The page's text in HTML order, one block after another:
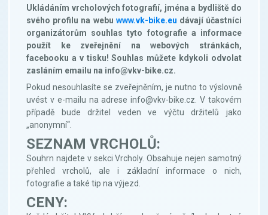
Ukládáním vrcholových fotografií, jména a bydliště do
svého profilu na webu www.vk-bike.eu dávají účastníci
organizátorům souhlas tyto fotografie a informace
použít ke zveřejnění na webových stránkách,
facebooku a v tisku! Souhlas můžete kdykoli odvolat
zasláním emailu na info@vkv-bike.cz.
Pokud nesouhlasíte se zveřejněním, je nutno to výslovně
uvést v e-mailu na adrese info@vkv-bike.cz. V takovém
případě bude držitel veden ve výčtu držitelů jako
„anonymní“.
SEZNAM VRCHOLŮ:
Souhrn najdete v sekci Vrcholy. Obsahuje nejen samotný
přehled vrcholů, ale i základní informace o nich,
fotografie a také tip na výjezd.
CENY: